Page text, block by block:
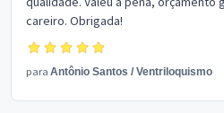
careiro. Obrigada!
para Antônio Santos / Ventriloquismo